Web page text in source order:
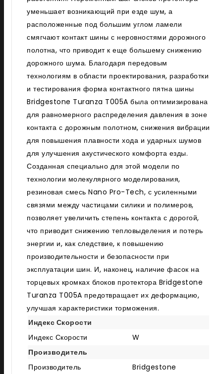
уменьшает возникающий при езде шум, а
расположенные под большим углом ламели
смягчают контакт шины с неровностями дорожного
полотна, что приводит к еще большему снижению
дорожного шума. Благодаря передовым
технологиям в области проектирования, разработки
и тестирования форма контактного пятна шины
Bridgestone Turanza T005A была оптимизирована
для равномерного распределения давления в зоне
контакта с дорожным полотном, снижения вибрации
для повышения плавности хода и ударных шумов
для улучшения акустического комфорта езды.
Созданная специально для этой модели по
технологии молекулярного моделирования,
резиновая смесь Nano Pro-Tech, с усиленными
связями между частицами силики и полимеров,
позволяет увеличить степень контакта с дорогой,
что приводит снижению тепловыделения и потерь
энергии и, как следствие, к повышению
производительности и безопасности при
эксплуатации шин. И, наконец, наличие фасок на
торцевых кромках блоков протектора Bridgestone
Turanza T005A предотвращает их деформацию,
улучшая характеристики торможения.
Индекс Скорости
Индекс Скорости
W
Производитель
Производитель
Bridgestone